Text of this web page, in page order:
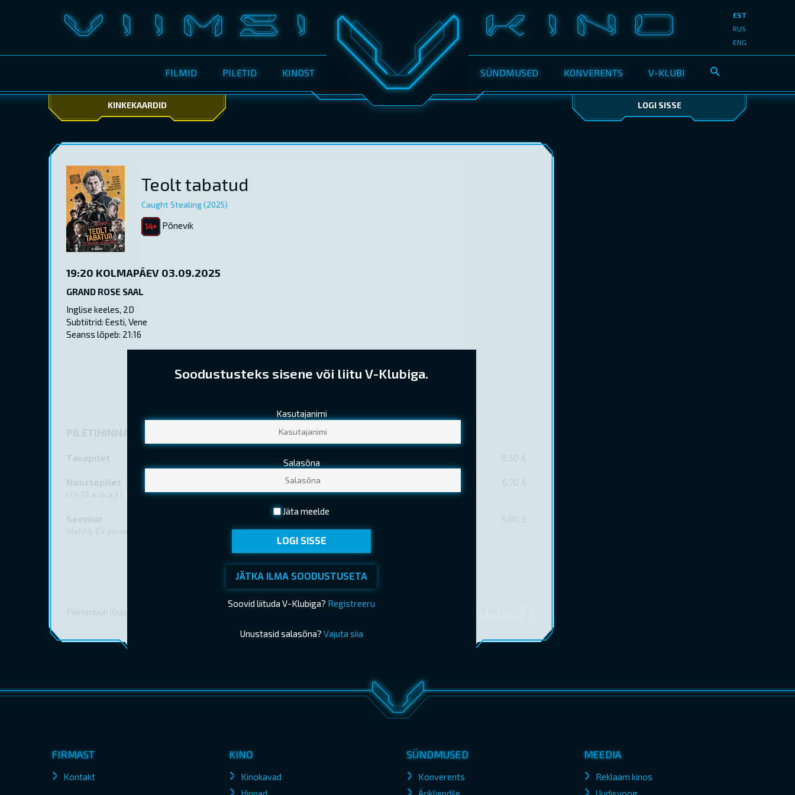
FILMID PILETID KINOST SÜNDMUSED KONVERENTS V-KLUBI
EST
RUS
ENG
KINKEKAARDID LOGI SISSE
Teolt tabatud
Caught Stealing (2025)
Põnevik
19:20 KOLMAPÄEV 03.09.2025
GRAND ROSE SAAL
Inglise keeles, 2D
Subtiitrid: Eesti, Vene
Seanss lõpeb: 21:16
Soodustusteks sisene või liitu V-Klubiga.
Kasutajanimi
Salasõna
Jäta meelde
LOGI SISSE
JÄTKA ILMA SOODUSTUSETA
Soovid liituda V-Klubiga? Registreeru
Unustasid salasõna? Vajuta siia
FIRMAST
Kontakt
KINO
Kinokavad
SÜNDMUSED
Konverents
MEEDIA
Reklaam kinos